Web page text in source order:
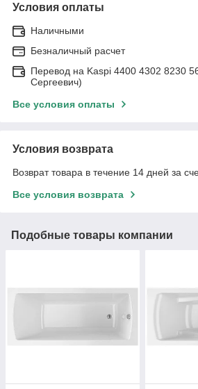
Условия оплаты
Наличными
Безналичный расчет
Перевод на Kaspi 4400 4302 8230
Сергеевич)
Все условия оплаты
Условия возврата
Возврат товара в течение 14 дней за
Все условия возврата
Подобные товары компании